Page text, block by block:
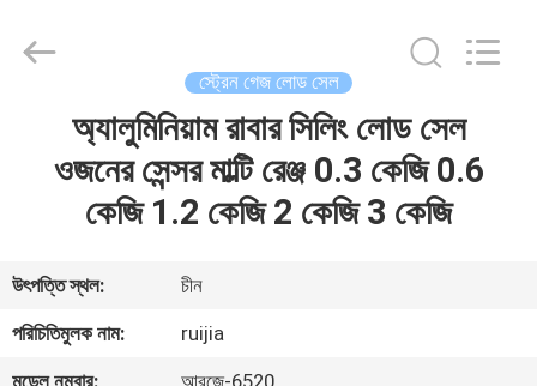
ভিডিও
Instruments
স্ট্রেন গেজ লোড সেল
অ্যালুমিনিয়াম রাবার সিলিং লোড সেল
ওজনের সেন্সর মাল্টি রেঞ্জ 0.3 কেজি 0.6
কেজি 1.2 কেজি 2 কেজি 3 কেজি
উৎপত্তি স্থল:
চীন
পরিচিতিমুলক নাম:
ruijia